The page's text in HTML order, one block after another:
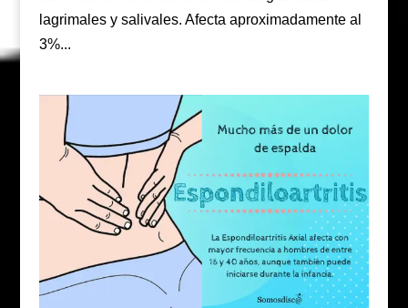
lagrimales y salivales. Afecta aproximadamente al
3%...